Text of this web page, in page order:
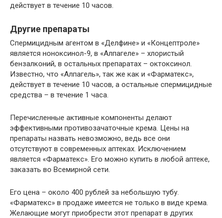
действует в течение 10 часов.
Другие препараты
Спермицидным агентом в «Делфине» и «Концептроле»
является ноноксинол-9, в «Алпагеле» – хлористый
бензалконий, в остальных препаратах – октоксинол.
Известно, что «Алпагель», так же как и «Фарматекс»,
действует в течение 10 часов, а остальные спермицидные
средства – в течение 1 часа.
Перечисленные активные компоненты делают
эффективными противозачаточные крема. Цены на
препараты назвать невозможно, ведь все они
отсутствуют в современных аптеках. Исключением
является «Фарматекс». Его можно купить в любой аптеке,
заказать во Всемирной сети.
Его цена – около 400 рублей за небольшую тубу.
«Фарматекс» в продаже имеется не только в виде крема.
Желающие могут приобрести этот препарат в других